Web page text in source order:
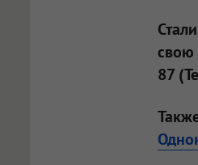
свою
87